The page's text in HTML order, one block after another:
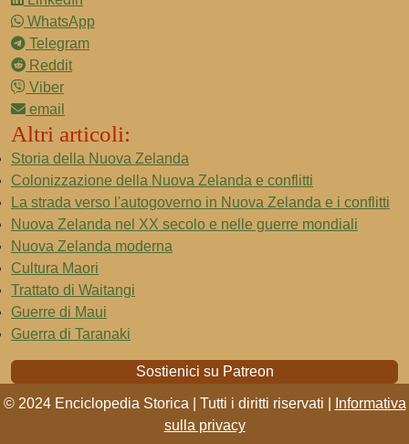
WhatsApp
Telegram
Reddit
Viber
email
Altri articoli:
Storia della Nuova Zelanda
Colonizzazione della Nuova Zelanda e conflitti
La strada verso l'autogoverno in Nuova Zelanda e i conflitti
Nuova Zelanda nel XX secolo e nelle guerre mondiali
Nuova Zelanda moderna
Cultura Maori
Trattato di Waitangi
Guerre di Maui
Guerra di Taranaki
Sostienici su Patreon
© 2024 Enciclopedia Storica | Tutti i diritti riservati |
Informativa
sulla privacy